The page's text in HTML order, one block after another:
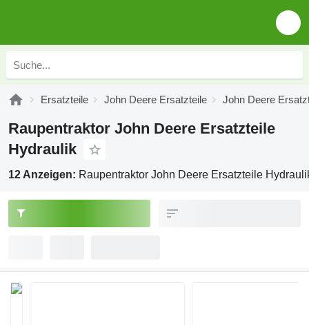
Ersatzteile John Deere Ersatzteile John Deere
Raupentraktor John Deere Ersatzteile
Hydraulik
12 Anzeigen: Raupentraktor John Deere Ersatzteile